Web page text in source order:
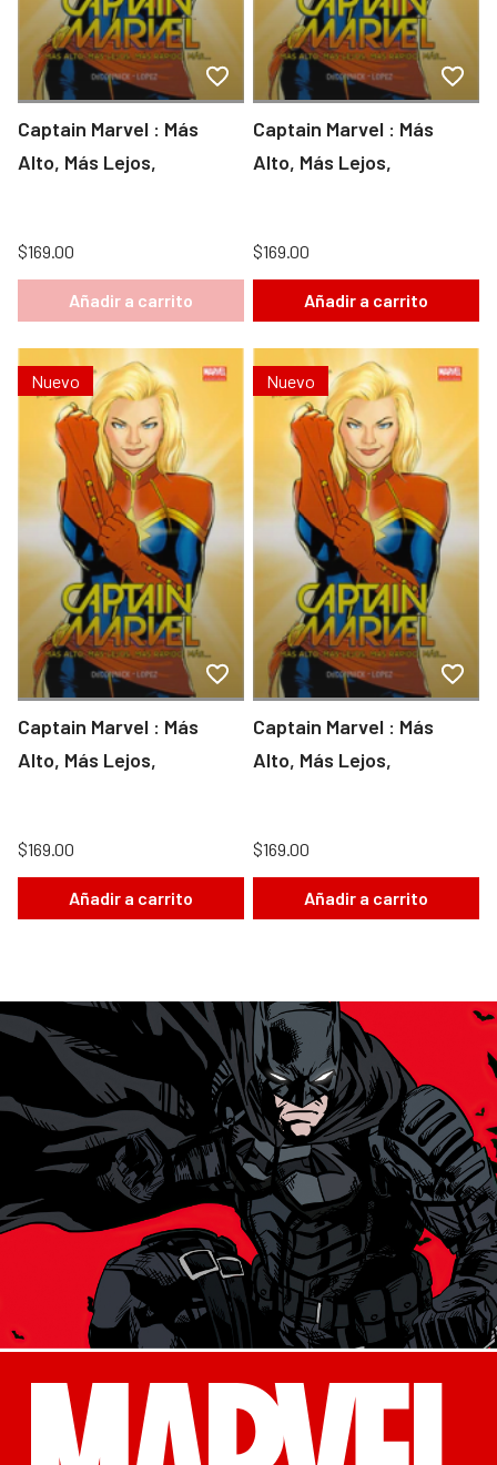
Captain Marvel : Más
Alto, Más Lejos,
$169.00
Añadir a carrito
Captain Marvel : Más
Alto, Más Lejos,
$169.00
Añadir a carrito
Nuevo
Captain Marvel : Más
Alto, Más Lejos,
$169.00
Añadir a carrito
Nuevo
Captain Marvel : Más
Alto, Más Lejos,
$169.00
Añadir a carrito